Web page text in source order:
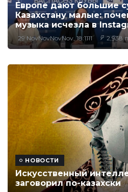
Европе дают большие
Казахстану малые:
музыка исчезла в
29 NovNovNovNov, 18:1111 2,938
НОВОСТИ
Искусственный
заговорил по-казахски